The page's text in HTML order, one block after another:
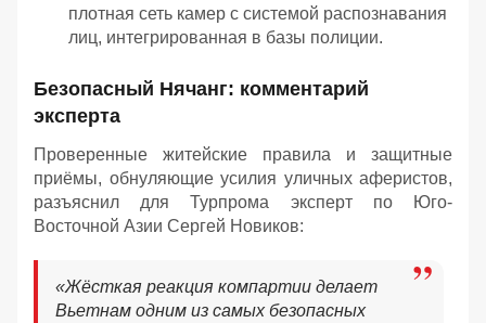
плотная сеть камер с системой распознавания
лиц, интегрированная в базы полиции.
Безопасный Нячанг: комментарий
эксперта
Проверенные житейские правила и защитные
приёмы, обнуляющие усилия уличных аферистов,
разъяснил для Турпрома эксперт по Юго-
Восточной Азии Сергей Новиков:
«Жёсткая реакция компартии делает
Вьетнам одним из самых безопасных